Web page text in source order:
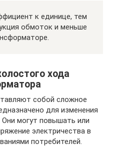
к единице, тем
обмоток и меньше
хода
собой сложное
для изменения
могут повышать или
электричества в
потребителей.